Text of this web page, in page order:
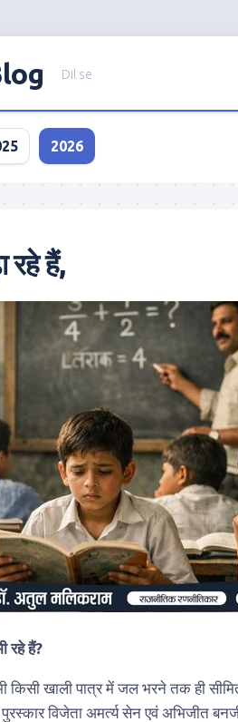
Dil se
2026
रहे हैं,
रहे हैं?
किसी खाली पात्र में जल भरने तक ही
विजेता अमर्त्य सेन एवं अभिजीत